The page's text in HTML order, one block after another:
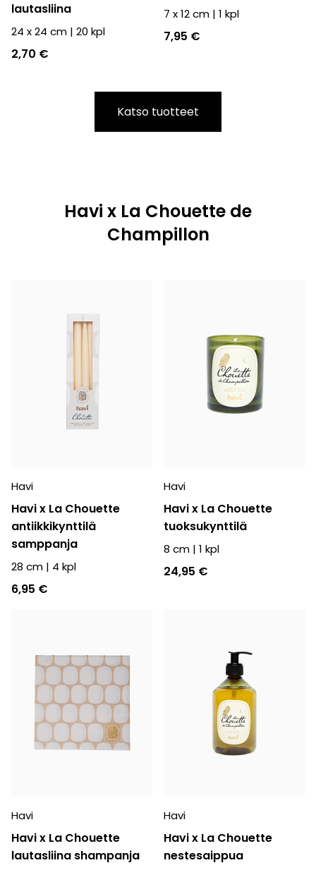
lautasliina
24 x 24 cm | 20 kpl
2,70 €
7 x 12 cm | 1 kpl
7,95 €
Katso tuotteet
Havi x La Chouette de
Champillon
Havi
Havi x La Chouette
antiikkikynttilä
samppanja
28 cm | 4 kpl
6,95 €
Havi
Havi x La Chouette
tuoksukynttilä
8 cm | 1 kpl
24,95 €
Havi
Havi x La Chouette
lautasliina shampanja
Havi
Havi x La Chouette
nestesaippua